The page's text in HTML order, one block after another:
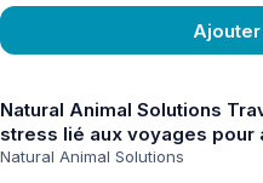
Natural Animal Solutions
stress lié aux voyages pour
Natural Animal Solutions